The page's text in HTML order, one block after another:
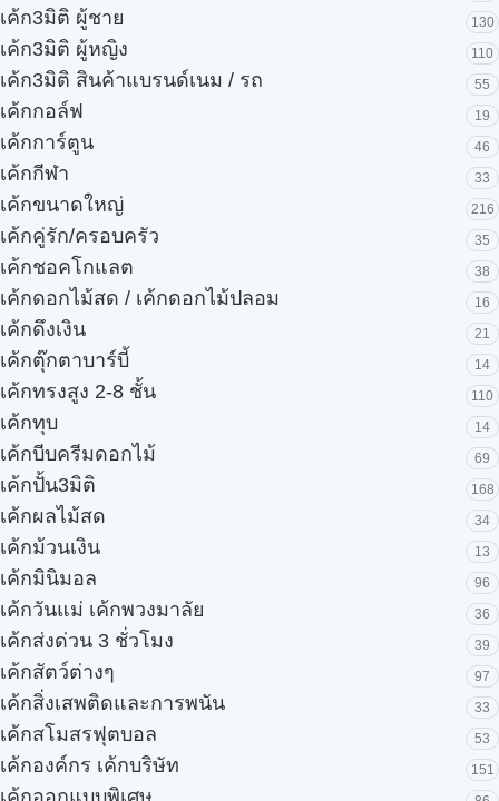
เค้ก3มิติ ผู้ชาย 130
เค้ก3มิติ ผู้หญิง 110
เค้ก3มิติ สินค้าแบรนด์เนม / รถ 55
เค้กกอล์ฟ 19
เค้กการ์ตูน 46
เค้กกีฬา 33
เค้กขนาดใหญ่ 216
เค้กคู่รัก/ครอบครัว 35
เค้กชอคโกแลต 38
เค้กดอกไม้สด / เค้กดอกไม้ปลอม 16
เค้กดึงเงิน 21
เค้กตุ๊กตาบาร์บี้ 14
เค้กทรงสูง 2-8 ชั้น 110
เค้กทุบ 14
เค้กบีบครีมดอกไม้ 69
เค้กปั้น3มิติ 168
เค้กผลไม้สด 34
เค้กม้วนเงิน 13
เค้กมินิมอล 96
เค้กวันแม่ เค้กพวงมาลัย 36
เค้กส่งด่วน 3 ชั่วโมง 39
เค้กสัตว์ต่างๆ 97
เค้กสิ่งเสพติดและการพนัน 33
เค้กสโมสรฟุตบอล 53
เค้กองค์กร เค้กบริษัท 151
เค้กออกแบบพิเศษ